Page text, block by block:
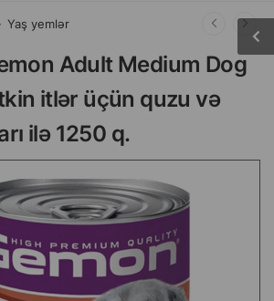
Yaş yemlər
Adult Medium Dog
itlər üçün quzu və
ilə 1250 q.